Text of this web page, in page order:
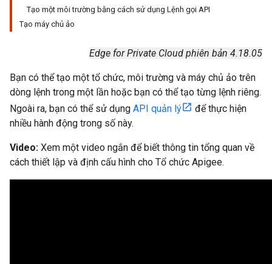
Tạo một môi trường bằng cách sử dụng Lệnh gọi API
Tạo máy chủ ảo
Edge for Private Cloud phiên bản 4.18.05
Bạn có thể tạo một tổ chức, môi trường và máy chủ ảo trên
dòng lệnh trong một lần hoặc bạn có thể tạo từng lệnh riêng.
Ngoài ra, bạn có thể sử dụng API quản lý
để thực hiện
nhiều hành động trong số này.
Video: Xem một video ngắn để biết thông tin tổng quan về
cách thiết lập và định cấu hình cho Tổ chức Apigee.